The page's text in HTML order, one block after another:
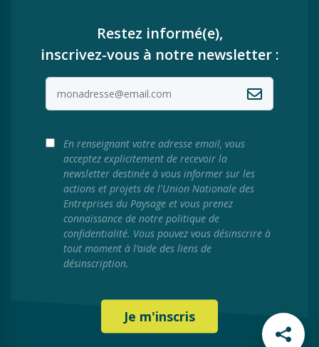
Restez informé(e),
inscrivez-vous à notre newsletter :
En renseignant votre adresse email, vous
acceptez explicitement de recevoir la
newsletter destinée à vous informer sur les
actions et projets de l'Union Nationale des
Entreprises du Paysage et vous prenez
connaissance de notre politique de
confidentialité. Vous pouvez vous désinscrire à
tout moment à l’aide des liens de
désinscription.